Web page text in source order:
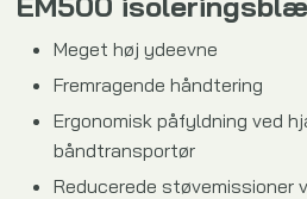
Meget høj ydeevne
Fremragende håndtering
Ergonomisk påfyldning ved
båndtransportør
Reducerede støvemissioner